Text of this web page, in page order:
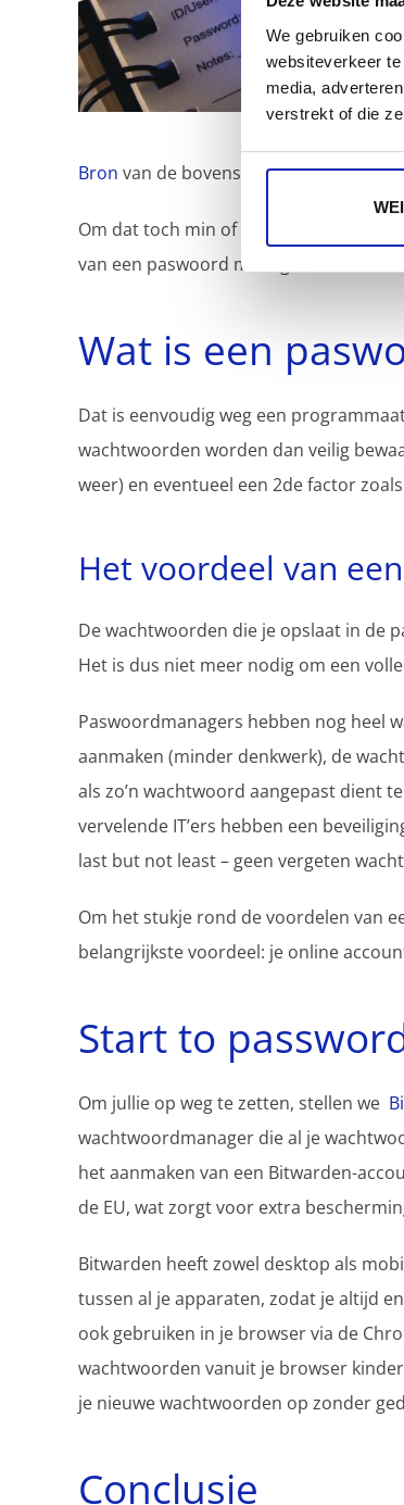
We gebruiken
websiteverkeer
media,
verstrekt of die
Bron van de bovenstaande afbeelding:
Om dat toch min of meer werkbaar te
van een paswoord manager.
Wat is een
Dat is eenvoudig weg een
wachtwoorden worden dan veilig
weer) en eventueel een 2de factor
Het voordeel van
De wachtwoorden die je opslaat in de
Het is dus niet meer nodig om een
Paswoordmanagers hebben nog heel
aanmaken (minder denkwerk), de
als zo’n wachtwoord aangepast dient
vervelende IT’ers hebben een
last but not least – geen vergeten
Om het stukje rond de voordelen van
belangrijkste voordeel: je online
Start to
Om jullie op weg te zetten, stellen we
wachtwoordmanager die al je
het aanmaken van een Bitwarden-
de EU, wat zorgt voor extra
Bitwarden heeft zowel desktop als
tussen al je apparaten, zodat je altijd
ook gebruiken in je browser via de
wachtwoorden vanuit je browser
je nieuwe wachtwoorden op zonder
Conclusie